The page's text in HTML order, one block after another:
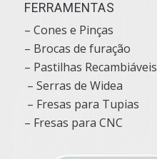
FERRAMENTAS
– Cones e Pinças
– Brocas de furação
– Pastilhas Recambiáveis
– Serras de Widea
– Fresas para Tupias
– Fresas para CNC